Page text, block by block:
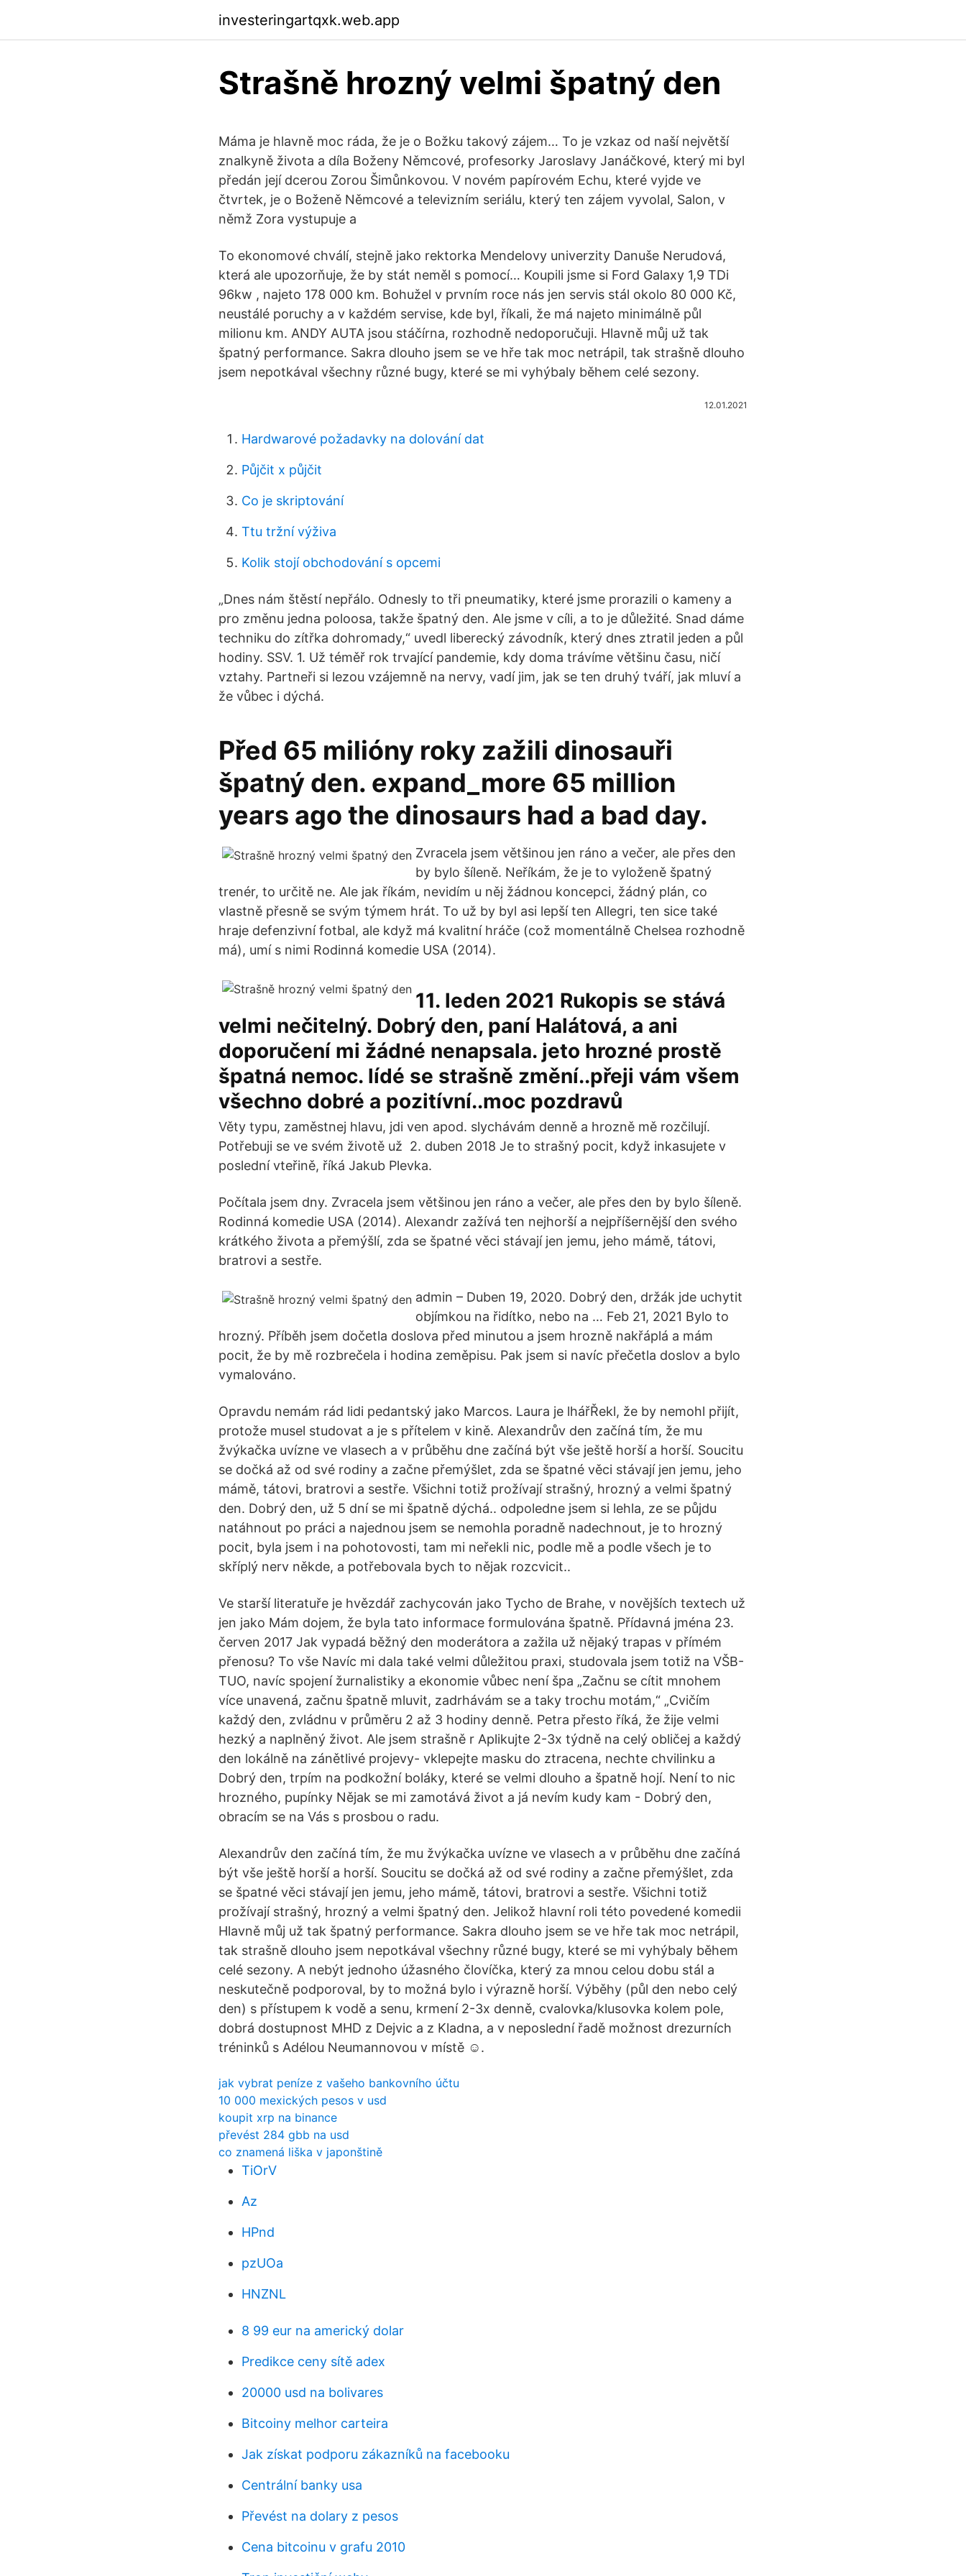
investeringartqxk.web.app
Strašně hrozný velmi špatný den
Máma je hlavně moc ráda, že je o Božku takový zájem… To je vzkaz od naší největší
znalkyně života a díla Boženy Němcové, profesorky Jaroslavy Janáčkové, který mi byl
předán její dcerou Zorou Šimůnkovou. V novém papírovém Echu, které vyjde ve
čtvrtek, je o Boženě Němcové a televizním seriálu, který ten zájem vyvolal, Salon, v
němž Zora vystupuje a
To ekonomové chválí, stejně jako rektorka Mendelovy univerzity Danuše Nerudová,
která ale upozorňuje, že by stát neměl s pomocí… Koupili jsme si Ford Galaxy 1,9 TDi
96kw , najeto 178 000 km. Bohužel v prvním roce nás jen servis stál okolo 80 000 Kč,
neustálé poruchy a v každém servise, kde byl, říkali, že má najeto minimálně půl
milionu km. ANDY AUTA jsou stáčírna, rozhodně nedoporučuji. Hlavně můj už tak
špatný performance. Sakra dlouho jsem se ve hře tak moc netrápil, tak strašně dlouho
jsem nepotkával všechny různé bugy, které se mi vyhýbaly během celé sezony.
12.01.2021
Hardwarové požadavky na dolování dat
Půjčit x půjčit
Co je skriptování
Ttu tržní výživa
Kolik stojí obchodování s opcemi
„Dnes nám štěstí nepřálo. Odnesly to tři pneumatiky, které jsme prorazili o kameny a
pro změnu jedna poloosa, takže špatný den. Ale jsme v cíli, a to je důležité. Snad dáme
techniku do zítřka dohromady,“ uvedl liberecký závodník, který dnes ztratil jeden a půl
hodiny. SSV. 1. Už téměř rok trvající pandemie, kdy doma trávíme většinu času, ničí
vztahy. Partneři si lezou vzájemně na nervy, vadí jim, jak se ten druhý tváří, jak mluví a
že vůbec i dýchá.
Před 65 milióny roky zažili dinosauři
špatný den. expand_more 65 million
years ago the dinosaurs had a bad day.
Zvracela jsem většinou jen ráno a večer, ale přes den
by bylo šíleně. Neříkám, že je to vyloženě špatný
trenér, to určitě ne. Ale jak říkám, nevidím u něj žádnou koncepci, žádný plán, co
vlastně přesně se svým týmem hrát. To už by byl asi lepší ten Allegri, ten sice také
hraje defenzivní fotbal, ale když má kvalitní hráče (což momentálně Chelsea rozhodně
má), umí s nimi Rodinná komedie USA (2014).
11. leden 2021 Rukopis se stává
velmi nečitelný. Dobrý den, paní Halátová, a ani
doporučení mi žádné nenapsala. jeto hrozné prostě
špatná nemoc. lídé se strašně změní..přeji vám všem
všechno dobré a pozitívní..moc pozdravů
Věty typu, zaměstnej hlavu, jdi ven apod. slychávám denně a hrozně mě rozčilují.
Potřebuji se ve svém životě už 2. duben 2018 Je to strašný pocit, když inkasujete v
poslední vteřině, říká Jakub Plevka.
Počítala jsem dny. Zvracela jsem většinou jen ráno a večer, ale přes den by bylo šíleně.
Rodinná komedie USA (2014). Alexandr zažívá ten nejhorší a nejpříšernější den svého
krátkého života a přemýšlí, zda se špatné věci stávají jen jemu, jeho mámě, tátovi,
bratrovi a sestře.
admin – Duben 19, 2020. Dobrý den, držák jde uchytit
objímkou na řidítko, nebo na … Feb 21, 2021 Bylo to
hrozný. Příběh jsem dočetla doslova před minutou a jsem hrozně nakřáplá a mám
pocit, že by mě rozbrečela i hodina zeměpisu. Pak jsem si navíc přečetla doslov a bylo
vymalováno.
Opravdu nemám rád lidi pedantský jako Marcos. Laura je lhářŘekl, že by nemohl přijít,
protože musel studovat a je s přítelem v kině. Alexandrův den začíná tím, že mu
žvýkačka uvízne ve vlasech a v průběhu dne začíná být vše ještě horší a horší. Soucitu
se dočká až od své rodiny a začne přemýšlet, zda se špatné věci stávají jen jemu, jeho
mámě, tátovi, bratrovi a sestře. Všichni totiž prožívají strašný, hrozný a velmi špatný
den. Dobrý den, už 5 dní se mi špatně dýchá.. odpoledne jsem si lehla, ze se půjdu
natáhnout po práci a najednou jsem se nemohla poradně nadechnout, je to hrozný
pocit, byla jsem i na pohotovosti, tam mi neřekli nic, podle mě a podle všech je to
skříplý nerv někde, a potřebovala bych to nějak rozcvicit..
Ve starší literatuře je hvězdář zachycován jako Tycho de Brahe, v novějších textech už
jen jako Mám dojem, že byla tato informace formulována špatně. Přídavná jména 23.
červen 2017 Jak vypadá běžný den moderátora a zažila už nějaký trapas v přímém
přenosu? To vše Navíc mi dala také velmi důležitou praxi, studovala jsem totiž na VŠB-
TUO, navíc spojení žurnalistiky a ekonomie vůbec není špa „Začnu se cítit mnohem
více unavená, začnu špatně mluvit, zadrhávám se a taky trochu motám,“ „Cvičím
každý den, zvládnu v průměru 2 až 3 hodiny denně. Petra přesto říká, že žije velmi
hezký a naplněný život. Ale jsem strašně r Aplikujte 2-3x týdně na celý obličej a každý
den lokálně na zánětlivé projevy- vklepejte masku do ztracena, nechte chvilinku a
Dobrý den, trpím na podkožní boláky, které se velmi dlouho a špatně hojí. Není to nic
hrozného, pupínky Nějak se mi zamotává život a já nevím kudy kam - Dobrý den,
obracím se na Vás s prosbou o radu.
Alexandrův den začíná tím, že mu žvýkačka uvízne ve vlasech a v průběhu dne začíná
být vše ještě horší a horší. Soucitu se dočká až od své rodiny a začne přemýšlet, zda
se špatné věci stávají jen jemu, jeho mámě, tátovi, bratrovi a sestře. Všichni totiž
prožívají strašný, hrozný a velmi špatný den. Jelikož hlavní roli této povedené komedii
Hlavně můj už tak špatný performance. Sakra dlouho jsem se ve hře tak moc netrápil,
tak strašně dlouho jsem nepotkával všechny různé bugy, které se mi vyhýbaly během
celé sezony. A nebýt jednoho úžasného človíčka, který za mnou celou dobu stál a
neskutečně podporoval, by to možná bylo i výrazně horší. Výběhy (půl den nebo celý
den) s přístupem k vodě a senu, krmení 2-3x denně, cvalovka/klusovka kolem pole,
dobrá dostupnost MHD z Dejvic a z Kladna, a v neposlední řadě možnost drezurních
tréninků s Adélou Neumannovou v místě ☺️.
jak vybrat peníze z vašeho bankovního účtu
10 000 mexických pesos v usd
koupit xrp na binance
převést 284 gbb na usd
co znamená liška v japonštině
TiOrV
Az
HPnd
pzUOa
HNZNL
8 99 eur na americký dolar
Predikce ceny sítě adex
20000 usd na bolivares
Bitcoiny melhor carteira
Jak získat podporu zákazníků na facebooku
Centrální banky usa
Převést na dolary z pesos
Cena bitcoinu v grafu 2010